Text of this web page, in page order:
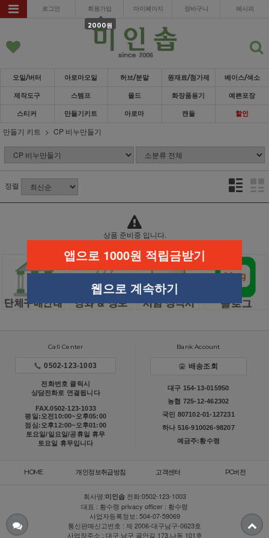
로그인 회원가입
2000원
마이페이지 장바구니 레시피
오일/버터 아로마오일 허브/분말 원재료/첨가제 베이스/색소
제작도구 스템프 몰드 화장품용기 예쁜포장
스티커 만들기키트 아로마 캔들 할인
만들기 키트 CP 비누만들기
정렬
상품 준비중 입니다.
Call Center
0502-123-1003
전화번호 클릭시
상담전화로 연결됩니다
FAX.0502-123-1033
평일:오전10:00~오후05:00
점심:오후12:00~오후01:00
토요일/일요일/공휴일 휴무
토요일 휴무입니다
Bank Account
배송조회
대구 154-13-015950
농협 725-12-462302
국민 807102-01-127231
하나 516-910026-98207
예금주:황수령
HOME 개인정보취급방침 고객센터 PC버전
회사명:미인솝전화:0502-123-1003
대표 : 황수령 privacy officer : 황수령
사업자등록정보: 504-07-59069
통신판매신고번호 : 제 2006-대구남구-0623호
사업장주소 : 대구 남구 골안길 173,나동 101호
앱으로 1000원 적립금받기
웹으로 계속하기